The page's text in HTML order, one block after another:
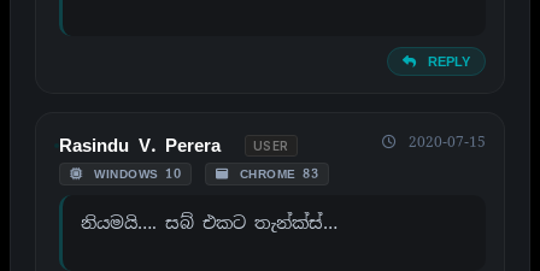
REPLY
Rasindu V. Perera USER
WINDOWS 10 CHROME 83
2020-07-15
නියමයි…. සබ් එකට තැන්ක්ස්…